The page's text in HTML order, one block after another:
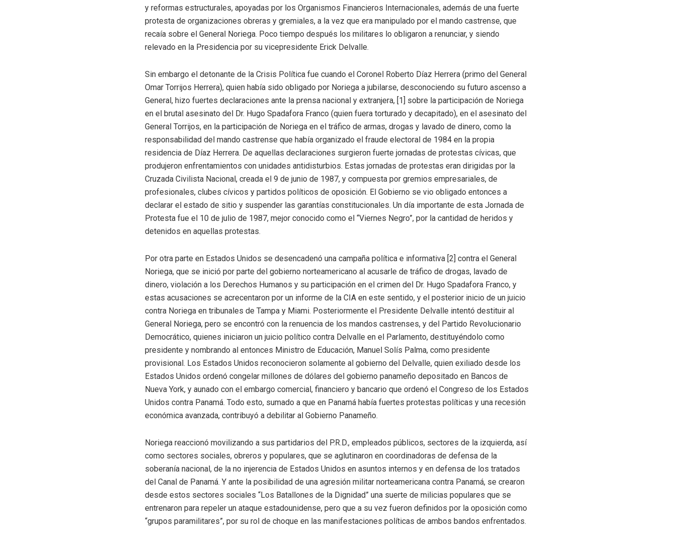
y reformas estructurales, apoyadas por los Organismos Financieros Internacionales, además de una fuerte
protesta de organizaciones obreras y gremiales, a la vez que era manipulado por el mando castrense, que
recaía sobre el General Noriega. Poco tiempo después los militares lo obligaron a renunciar, y siendo
relevado en la Presidencia por su vicepresidente Erick Delvalle.
Sin embargo el detonante de la Crisis Política fue cuando el Coronel Roberto Díaz Herrera (primo del General
Omar Torrijos Herrera), quien había sido obligado por Noriega a jubilarse, desconociendo su futuro ascenso a
General, hizo fuertes declaraciones ante la prensa nacional y extranjera, [1] sobre la participación de Noriega
en el brutal asesinato del Dr. Hugo Spadafora Franco (quien fuera torturado y decapitado), en el asesinato del
General Torrijos, en la participación de Noriega en el tráfico de armas, drogas y lavado de dinero, como la
responsabilidad del mando castrense que había organizado el fraude electoral de 1984 en la propia
residencia de Díaz Herrera. De aquellas declaraciones surgieron fuerte jornadas de protestas cívicas, que
produjeron enfrentamientos con unidades antidisturbios. Estas jornadas de protestas eran dirigidas por la
Cruzada Civilista Nacional, creada el 9 de junio de 1987, y compuesta por gremios empresariales, de
profesionales, clubes cívicos y partidos políticos de oposición. El Gobierno se vio obligado entonces a
declarar el estado de sitio y suspender las garantías constitucionales. Un día importante de esta Jornada de
Protesta fue el 10 de julio de 1987, mejor conocido como el “Viernes Negro”, por la cantidad de heridos y
detenidos en aquellas protestas.
Por otra parte en Estados Unidos se desencadenó una campaña política e informativa [2] contra el General
Noriega, que se inició por parte del gobierno norteamericano al acusarle de tráfico de drogas, lavado de
dinero, violación a los Derechos Humanos y su participación en el crimen del Dr. Hugo Spadafora Franco, y
estas acusaciones se acrecentaron por un informe de la CIA en este sentido, y el posterior inicio de un juicio
contra Noriega en tribunales de Tampa y Miami. Posteriormente el Presidente Delvalle intentó destituir al
General Noriega, pero se encontró con la renuencia de los mandos castrenses, y del Partido Revolucionario
Democrático, quienes iniciaron un juicio político contra Delvalle en el Parlamento, destituyéndolo como
presidente y nombrando al entonces Ministro de Educación, Manuel Solís Palma, como presidente
provisional. Los Estados Unidos reconocieron solamente al gobierno del Delvalle, quien exiliado desde los
Estados Unidos ordenó congelar millones de dólares del gobierno panameño depositado en Bancos de
Nueva York, y aunado con el embargo comercial, financiero y bancario que ordenó el Congreso de los Estados
Unidos contra Panamá. Todo esto, sumado a que en Panamá había fuertes protestas políticas y una recesión
económica avanzada, contribuyó a debilitar al Gobierno Panameño.
Noriega reaccionó movilizando a sus partidarios del P.R.D., empleados públicos, sectores de la izquierda, así
como sectores sociales, obreros y populares, que se aglutinaron en coordinadoras de defensa de la
soberanía nacional, de la no injerencia de Estados Unidos en asuntos internos y en defensa de los tratados
del Canal de Panamá. Y ante la posibilidad de una agresión militar norteamericana contra Panamá, se crearon
desde estos sectores sociales “Los Batallones de la Dignidad” una suerte de milicias populares que se
entrenaron para repeler un ataque estadounidense, pero que a su vez fueron definidos por la oposición como
“grupos paramilitares”, por su rol de choque en las manifestaciones políticas de ambos bandos enfrentados.